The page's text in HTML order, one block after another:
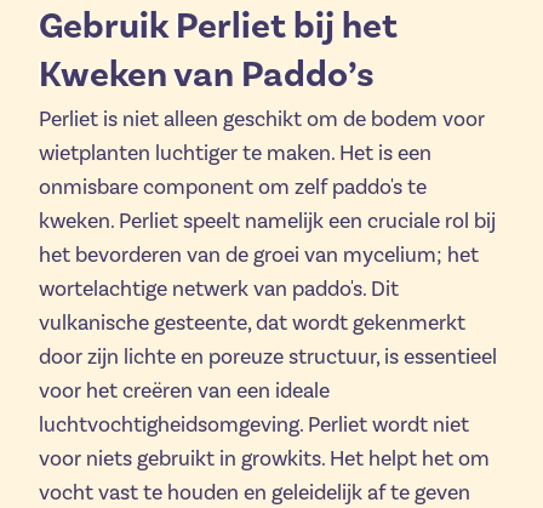
Gebruik Perliet bij het
Kweken van Paddo’s
Perliet is niet alleen geschikt om de bodem voor
wietplanten luchtiger te maken. Het is een
onmisbare component om zelf paddo's te
kweken. Perliet speelt namelijk een cruciale rol bij
het bevorderen van de groei van mycelium; het
wortelachtige netwerk van paddo's. Dit
vulkanische gesteente, dat wordt gekenmerkt
door zijn lichte en poreuze structuur, is essentieel
voor het creëren van een ideale
luchtvochtigheidsomgeving. Perliet wordt niet
voor niets gebruikt in growkits. Het helpt het om
vocht vast te houden en geleidelijk af te geven